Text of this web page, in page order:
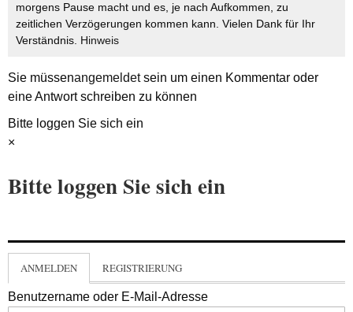
morgens Pause macht und es, je nach Aufkommen, zu
zeitlichen Verzögerungen kommen kann. Vielen Dank für Ihr
Verständnis. Hinweis
Sie müssenangemeldetsein um einen Kommentar oder
eine Antwort schreiben zu können
Bitte loggen Sie sich ein
×
Bitte loggen Sie sich ein
ANMELDEN REGISTRIERUNG
Benutzername oder E-Mail-Adresse